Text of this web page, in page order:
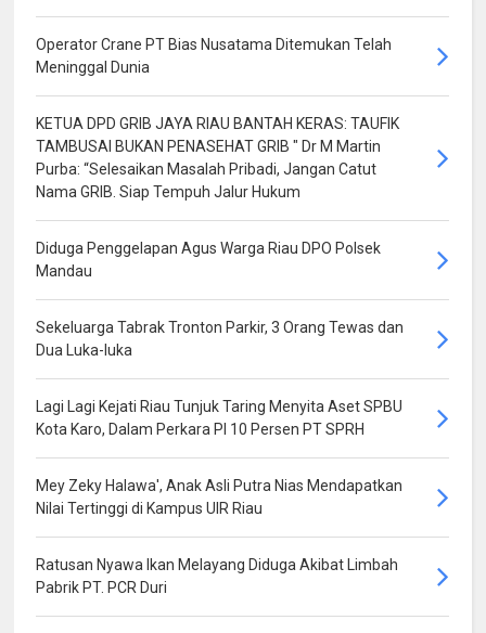
Operator Crane PT Bias Nusatama Ditemukan Telah
Meninggal Dunia
KETUA DPD GRIB JAYA RIAU BANTAH KERAS: TAUFIK
TAMBUSAI BUKAN PENASEHAT GRIB " Dr M Martin
Purba: “Selesaikan Masalah Pribadi, Jangan Catut
Nama GRIB. Siap Tempuh Jalur Hukum
Diduga Penggelapan Agus Warga Riau DPO Polsek
Mandau
Sekeluarga Tabrak Tronton Parkir, 3 Orang Tewas dan
Dua Luka-luka
Lagi Lagi Kejati Riau Tunjuk Taring Menyita Aset SPBU
Kota Karo, Dalam Perkara PI 10 Persen PT SPRH
Mey Zeky Halawa', Anak Asli Putra Nias Mendapatkan
Nilai Tertinggi di Kampus UIR Riau
Ratusan Nyawa Ikan Melayang Diduga Akibat Limbah
Pabrik PT. PCR Duri